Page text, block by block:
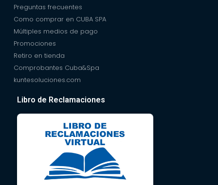
Preguntas frecuentes
Como comprar en CUBA SPA
Múltiples medios de pago
Promociones
Retiro en tienda
Comprobantes Cuba&Spa
kuntesoluciones.com
Libro de Reclamaciones